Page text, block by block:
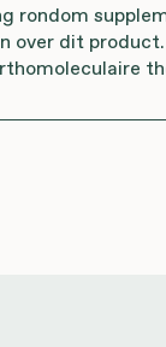
rondom
over dit